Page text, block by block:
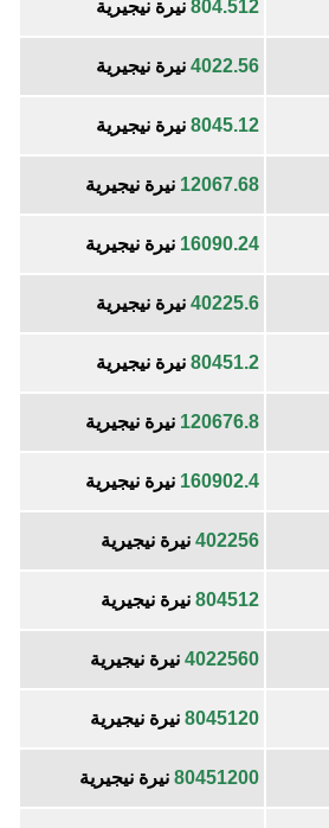
804.512 نيرة نيجيرية
4022.56 نيرة نيجيرية
8045.12 نيرة نيجيرية
12067.68 نيرة نيجيرية
16090.24 نيرة نيجيرية
40225.6 نيرة نيجيرية
80451.2 نيرة نيجيرية
120676.8 نيرة نيجيرية
160902.4 نيرة نيجيرية
402256 نيرة نيجيرية
804512 نيرة نيجيرية
4022560 نيرة نيجيرية
8045120 نيرة نيجيرية
80451200 نيرة نيجيرية